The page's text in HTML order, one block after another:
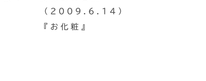
（2009.6.14）
『お化粧』